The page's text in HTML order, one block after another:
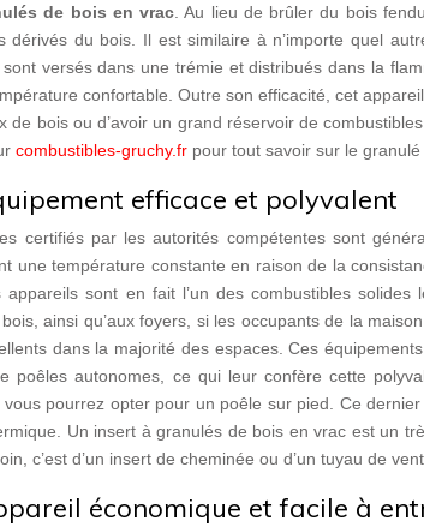
de bois en vrac. Au lieu de brûler du bois
dérivés du bois. Il est similaire à n’importe quel
versés dans une trémie et distribués dans la
confortable. Outre son efficacité, cet
de bois ou d’avoir un grand réservoir de
combustibles-gruchy.fr pour tout savoir sur le granulé
efficace et polyvalent
certifiés par les autorités compétentes sont
une température constante en raison de la
appareils sont en fait l’un des combustibles
ainsi qu’aux foyers, si les occupants de la
dans la majorité des espaces. Ces
poêles autonomes, ce qui leur confère cette
pourrez opter pour un poêle sur pied. Ce
Un insert à granulés de bois en vrac est un
c’est d’un insert de cheminée ou d’un tuyau de
économique et facile à